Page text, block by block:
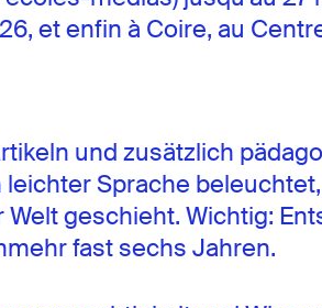
et enfin à Coire, au
und zusätzlich
Sprache
geschieht. Wichtig:
fast sechs Jahren.